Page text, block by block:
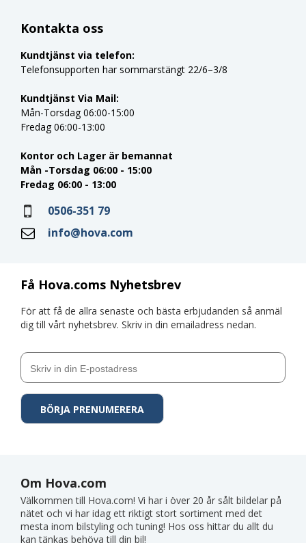
Få Hova.coms Nyhetsbrev
För att få de allra senaste och bästa erbjudanden så anmäl
dig till vårt nyhetsbrev. Skriv in din emailadress nedan.
Kontakta oss
Kundtjänst via telefon:
Telefonsupporten har sommarstängt 22/6–3/8
Kundtjänst Via Mail:
Mån-Torsdag 06:00-15:00
Fredag 06:00-13:00
Kontor och Lager är bemannat
Mån -Torsdag 06:00 - 15:00
Fredag 06:00 - 13:00
0506-351 79
info@hova.com
Om Hova.com
Välkommen till Hova.com! Vi har i över 20 år sålt bildelar på
nätet och vi har idag ett riktigt stort sortiment med det
mesta inom bilstyling och tuning! Hos oss hittar du allt du
kan tänkas behöva till din bil!